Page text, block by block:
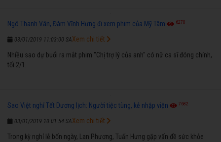
Ngô Thanh Vân, Đàm Vĩnh Hưng đi xem phim của Mỹ Tâm 6270
03/01/2019 11:03:00 SA
Nhiều sao dự buổi ra mắt phim "Chị trợ lý của anh" có nữ ca sĩ đóng chính,
tối 2/1.
Xem chi tiết
Sao Việt nghỉ Tết Dương lịch: Người tiệc tùng, kẻ nhập viện 7682
03/01/2019 10:01:54 SA
Trong kỳ nghỉ lễ bốn ngày, Lan Phương, Tuấn Hưng gặp vấn đề sức khỏe
Xem chi tiết